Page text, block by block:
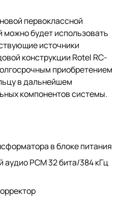
первоклассной
можно будет использовать
источники
конструкции Rotel RC-
приобретением
в дальнейшем
компонентов системы.
в блоке питания
PCM 32 бита/384 кГц